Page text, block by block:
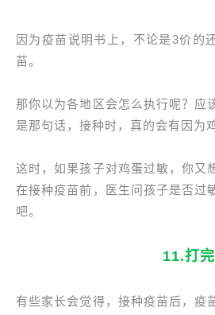
因为疫苗说明书上，不论是3价的
苗。
那你以为各地区会怎么执行呢？应
是那句话，接种时，真的会有因为
这时，如果孩子对鸡蛋过敏，你又
在接种疫苗前，医生问孩子是否过
吧。
11.打
有些家长会觉得，接种疫苗后，疫